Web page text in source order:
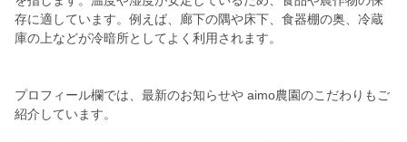
存に適しています。例えば、廊下の隅や床下、食器棚の奥、冷蔵
庫の上などが冷暗所としてよく利用されます。
プロフィール欄では、最新のお知らせや aimo農園のこだわりもご
紹介しています。